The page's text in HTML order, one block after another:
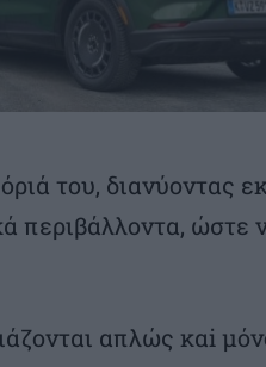
του, διανύοντας
περιβάλλοντα, ώστε
απλώς καi